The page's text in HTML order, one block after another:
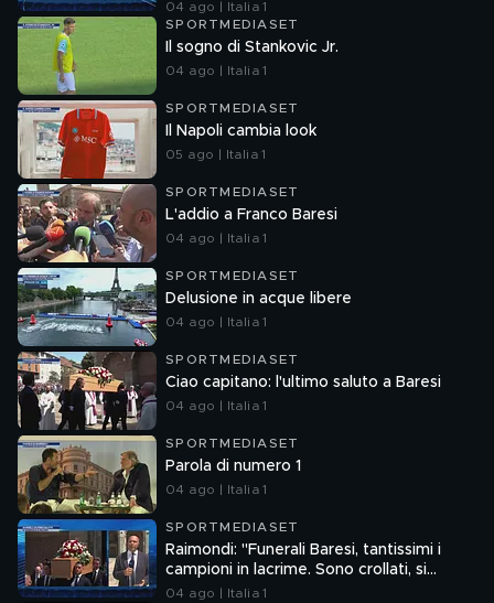
04 ago | Italia 1
SPORTMEDIASET
Il sogno di Stankovic Jr.
04 ago | Italia 1
SPORTMEDIASET
Il Napoli cambia look
05 ago | Italia 1
SPORTMEDIASET
L'addio a Franco Baresi
04 ago | Italia 1
SPORTMEDIASET
Delusione in acque libere
04 ago | Italia 1
SPORTMEDIASET
Ciao capitano: l'ultimo saluto a Baresi
04 ago | Italia 1
SPORTMEDIASET
Parola di numero 1
04 ago | Italia 1
SPORTMEDIASET
Raimondi: "Funerali Baresi, tantissimi i
campioni in lacrime. Sono crollati, si
sostenevano a vicenda"
04 ago | Italia 1